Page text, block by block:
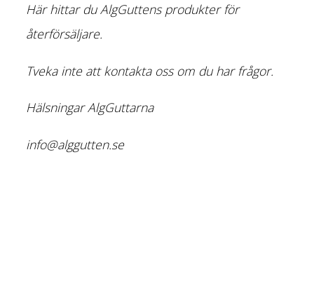
Här hittar du AlgGuttens produkter för
återförsäljare.
Tveka inte att kontakta oss om du har frågor.
Hälsningar AlgGuttarna
info@alggutten.se